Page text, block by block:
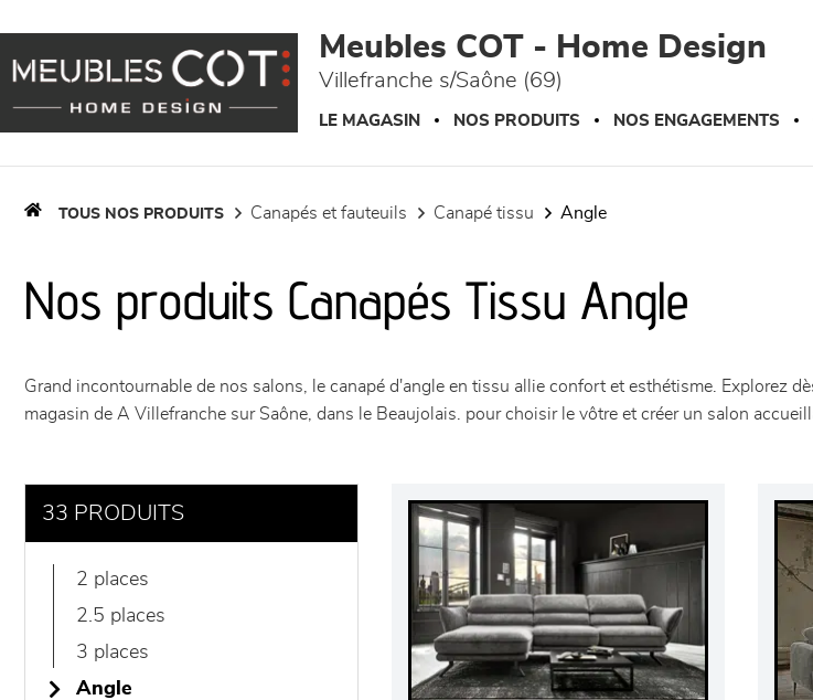
Meubles COT - Home Design
Villefranche s/Saône (69)
LE MAGASIN NOS PRODUITS NOS ENGAGEMENTS
TOUS NOS PRODUITS canapés et fauteuils canapé tissu angle
Nos produits Canapés Tissu Angle
Grand incontournable de nos salons, le canapé d'angle en tissu allie confort et esthétisme. Explorez
magasin de A Villefranche sur Saône, dans le Beaujolais. pour choisir le vôtre et créer un salon
33 PRODUITS
2 places
2.5 places
3 places
angle